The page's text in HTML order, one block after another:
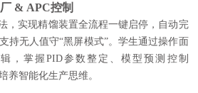
& APC控制
，实现精馏装置全流程一键启停，自动完
持无人值守“黑屏模式”。 学生通过操作面
，掌握PID参数整定、模型预测控制
养智能化生产思维。